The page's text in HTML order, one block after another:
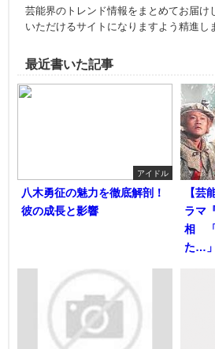
芸能界のトレンド情報をまとめてお届け
いただけるサイトになりますよう精進し
最近書いた記事
アイドル
八木勇征の魅力を徹底解剖！
彼の成長と影響
【芸
ラマ
相 「
た…」